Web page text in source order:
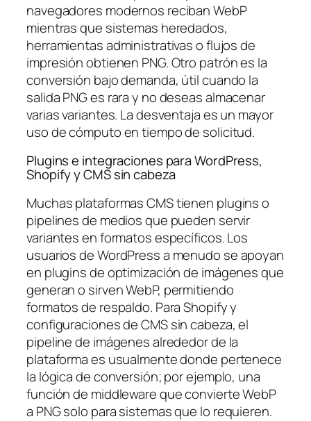
navegadores modernos reciban WebP
mientras que sistemas heredados,
herramientas administrativas o flujos de
impresión obtienen PNG. Otro patrón es la
conversión bajo demanda, útil cuando la
salida PNG es rara y no deseas almacenar
varias variantes. La desventaja es un mayor
uso de cómputo en tiempo de solicitud.
Plugins e integraciones para WordPress,
Shopify y CMS sin cabeza
Muchas plataformas CMS tienen plugins o
pipelines de medios que pueden servir
variantes en formatos específicos. Los
usuarios de WordPress a menudo se apoyan
en plugins de optimización de imágenes que
generan o sirven WebP, permitiendo
formatos de respaldo. Para Shopify y
configuraciones de CMS sin cabeza, el
pipeline de imágenes alrededor de la
plataforma es usualmente donde pertenece
la lógica de conversión; por ejemplo, una
función de middleware que convierte WebP
a PNG solo para sistemas que lo requieren.